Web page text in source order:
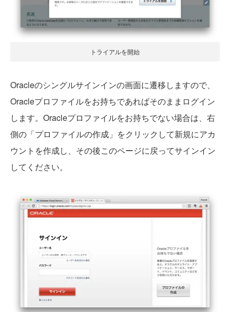
トライアルを開始
Oracleのシングルサインインの画面に遷移しますので、
Oracleプロファイルをお持ちであればそのままログイン
します。Oracleプロファイルをお持ちでない場合は、右
側の「プロファイルの作成」をクリックして新規にアカ
ウントを作成し、その後このページに戻ってサインイン
してください。